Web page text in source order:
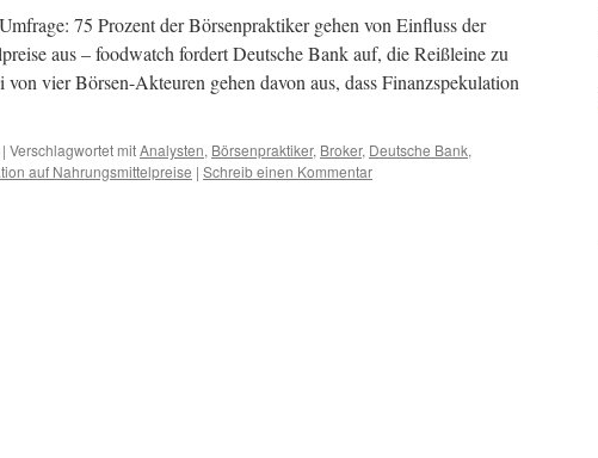
75 Prozent der Börsenpraktiker gehen von Einfluss der
aus – foodwatch fordert Deutsche Bank auf, die Reißleine zu
vier Börsen-Akteuren gehen davon aus, dass Finanzspekulation
| Verschlagwortet mitAnalysten, Börsenpraktiker, Broker, Deutsche Bank,
auf Nahrungsmittelpreise | Schreib einen Kommentar